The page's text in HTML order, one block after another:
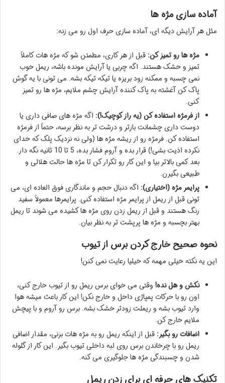
آماده سازی مژه ها
مثل هر آرایش دیگه ای، آماده سازی حرف اول رو می زنه:
مژه ها رو تمیز کن: قبل از هر کاری، مطمئن شو که مژه هات کاملاً
تمیز و خشک هستند. اگه چربی یا آرایش مونده باشه، ریمل خوب
نمی چسبه و ممکنه زود بریزه یا تیکه تیکه بشه. می تونی با یه گوش
پاک کن آغشته به پاک کننده آرایش چشم ملایم، مژه ها رو تمیز
کنی.
از فرمژه استفاده کن (یه راز کوچیک!): اگه مژه های صافی داری یا
دوست داری چشمانت بازتر و درشت تر به نظر برسه، حتماً از فرمژه
استفاده کن. فرمژه رو از ریشه مژه ها (ولی نه نزدیک پلک که خدای
نکرده اذیت بشی!) قرار بده و آروم فشار بده، 5 تا 10 ثانیه نگه دار.
بعد کمی بالاتر بیا و این کار رو تکرار کن تا مژه ها حالت هلالی و
طبیعی بگیرن.
پرایمر مژه (اختیاری): اگه دنبال حجم و ماندگاری فوق العاده ای، می
تونی قبل از ریمل از پرایمر مژه استفاده کنی. پرایمرها معمولاً سفید
رنگ هستند و قبل از ریمل زدن روی مژه ها کشیده می شوند تا ریمل
بهتر بچسبه و مژه ها پرپشت تر به نظر بیان.
نحوه صحیح خارج کردن برس از تیوب
این یه نکته خیلی مهمه که خیلیا رعایت نمی کنن!
نکش و هل نده! وقتی می خوای برس ریمل رو از تیوب خارج کنی،
اون رو با حرکات پمپاژی داخل و خارج نکن! این کار باعث میشه هوا
وارد تیوب بشه و ریملت زودتر خشک بشه. برس رو آروم و با پیچش
ملایم خارج کن.
اضافات رو بگیر: قبل از اینکه ریمل رو به مژه هات بزنی، مقدار اضافی
ریمل رو با چرخاندن برس روی لبه داخلی تیوب بگیر. این کار از گلوله
شدن و چسبندگی مژه ها جلوگیری می کنه.
تکنیک های حرفه ای برای زدن ریمل